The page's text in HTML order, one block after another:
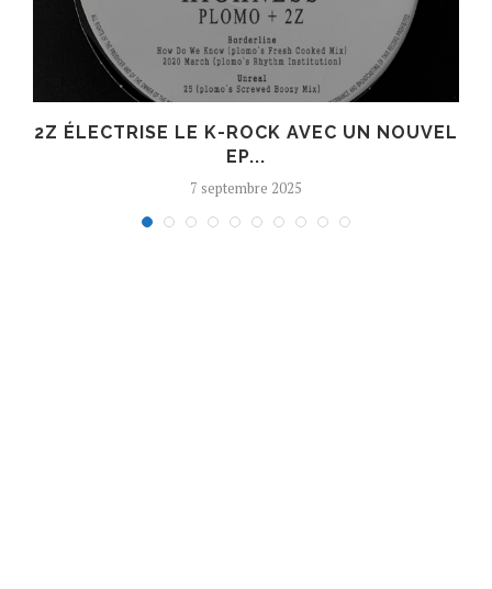
2Z ÉLECTRISE LE K-ROCK AVEC UN NOUVEL
EP...
7 septembre 2025